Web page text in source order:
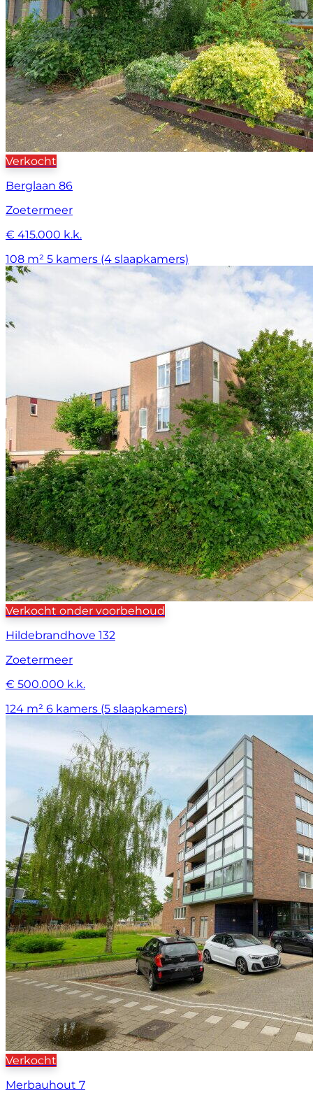
Verkocht
Berglaan 86
Zoetermeer
€ 415.000 k.k.
108 m² 5 kamers (4 slaapkamers)
Verkocht onder voorbehoud
Hildebrandhove 132
Zoetermeer
€ 500.000 k.k.
124 m² 6 kamers (5 slaapkamers)
Verkocht
Merbauhout 7